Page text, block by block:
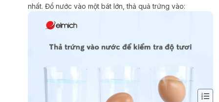
nhất. Đổ nước vào một bát lớn, thả quả trứng vào: